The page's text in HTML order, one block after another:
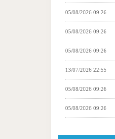
05/08/2026 09:26
05/08/2026 09:26
05/08/2026 09:26
13/07/2026 22:55
05/08/2026 09:26
05/08/2026 09:26